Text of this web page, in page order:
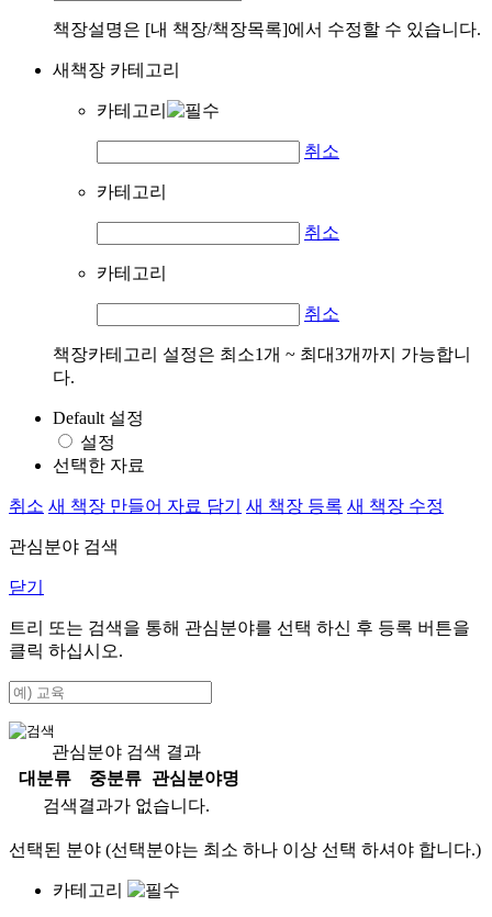
책장설명은 [내 책장/책장목록]에서 수정할 수 있습니다.
새책장 카테고리
카테고리
취소
카테고리
취소
카테고리
취소
책장카테고리 설정은 최소1개 ~ 최대3개까지 가능합니
다.
Default 설정
설정
선택한 자료
취소 새 책장 만들어 자료 담기 새 책장 등록 새 책장 수정
관심분야 검색
닫기
트리 또는 검색을 통해 관심분야를 선택 하신 후 등록 버튼을
클릭 하십시오.
관심분야 검색 결과
대분류
중분류
관심분야명
검색결과가 없습니다.
선택된 분야 (선택분야는 최소 하나 이상 선택 하셔야 합니다.)
카테고리